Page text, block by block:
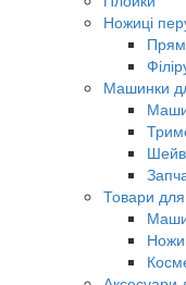
Ножиці
Машинки
Товари для